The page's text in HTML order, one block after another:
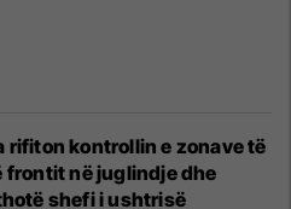
rifiton kontrollin e zonave të
frontit në juglindje dhe
shefi i ushtrisë